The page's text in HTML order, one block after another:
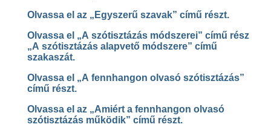
Olvassa el az „Egyszerű szavak” című részt.
Olvassa el „A szótisztázás módszerei” című rész
„A szótisztázás alapvető módszere” című
szakaszát.
Olvassa el „A fennhangon olvasó szótisztázás”
című részt.
Olvassa el az „Amiért a fennhangon olvasó
szótisztázás működik” című részt.